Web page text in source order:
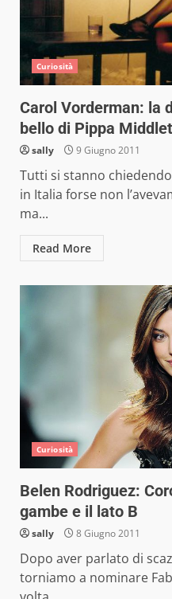
Curiosità
Carol Vorderman: la
bello di Pippa
sally 9 Giugno 2011
Tutti si stanno
in Italia forse non
ma...
Read More
Curiosità
Belen Rodriguez:
gambe e il lato B
sally 8 Giugno 2011
Dopo aver parlato di
torniamo a nominare